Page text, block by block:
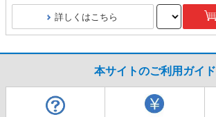
詳しくはこちら
本サイトのご利用ガイド